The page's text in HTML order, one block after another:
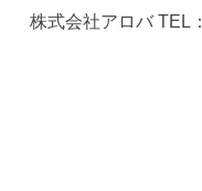
株式会社アロバ TEL